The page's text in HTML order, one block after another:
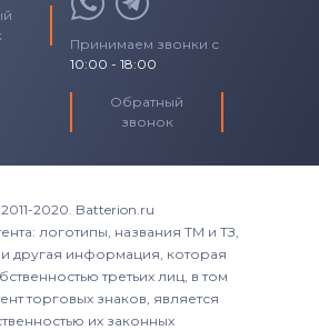
(кулеры)Alienware
(кулеры) Casper
Series
Series
Series
Series
Series
Принимаем звонки с
10:00 - 18:00
Обратный
звонок
2020. Batterion.ru
логотипы, названия ТМ и ТЗ,
другая информация, которая
третьих лиц, в том
торговых знаков, является
их законных